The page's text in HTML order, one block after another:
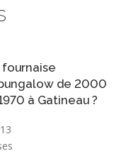
de 2000
à Gatineau ?